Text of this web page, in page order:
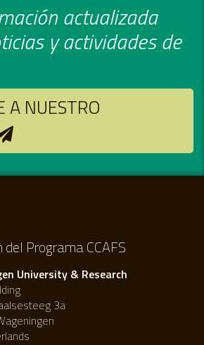
actualizada
y actividades de
A NUESTRO
Programa CCAFS
University & Research
3a